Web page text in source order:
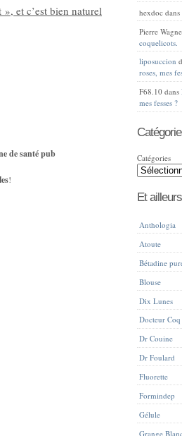
et c’est bien naturel
de santé pub
!
hexdoc dans
Pierre
coquelicots.
liposuccion
roses, mes
F68.10 dans
mes fesses ?
Catégories
Et
Anthologia
Atoute
Bétadine
Blouse
Dix Lunes
Docteur Coq
Dr Couine
Dr Foulard
Fluorette
Formindep
Gélule
Grange